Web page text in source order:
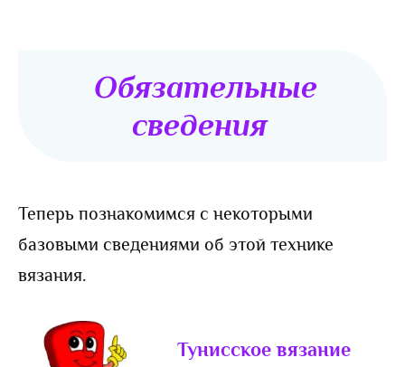
Обязательные
сведения
Теперь познакомимся с некоторыми
базовыми сведениями об этой технике
вязания.
Тунисское вязание